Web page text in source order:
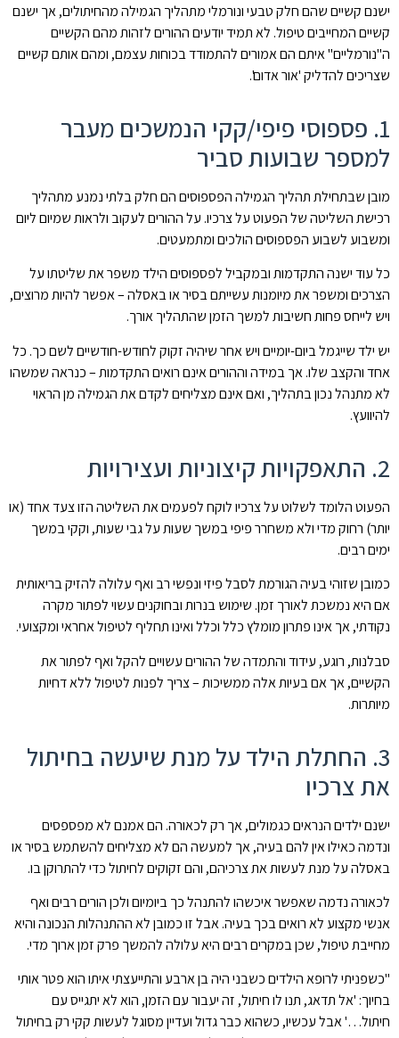
ישנם קשיים שהם חלק טבעי ונורמלי מתהליך הגמילה מהחיתולים, אך ישנם
קשיים המחייבים טיפול. לא תמיד יודעים ההורים לזהות מהם הקשיים
ה"נורמליים" איתם הם אמורים להתמודד בכוחות עצמם, ומהם אותם קשיים
שצריכים להדליק 'אור אדום'.
1. פספוסי פיפי/קקי הנמשכים מעבר
למספר שבועות סביר
מובן שבתחילת תהליך הגמילה הפספוסים הם חלק בלתי נמנע מתהליך
רכישת השליטה של הפעוט על צרכיו. על ההורים לעקוב ולראות שמיום ליום
ומשבוע לשבוע הפספוסים הולכים ומתמעטים.
כל עוד ישנה התקדמות ובמקביל לפספוסים הילד משפר את שליטתו על
הצרכים ומשפר את מיומנות עשייתם בסיר או באסלה – אפשר להיות מרוצים,
ויש לייחס פחות חשיבות למשך הזמן שהתהליך אורך.
יש ילד שייגמל ביום-יומיים ויש אחר שיהיה זקוק לחודש-חודשיים לשם כך. כל
אחד והקצב שלו. אך במידה וההורים אינם רואים התקדמות – כנראה שמשהו
לא מתנהל נכון בתהליך, ואם אינם מצליחים לקדם את הגמילה מן הראוי
להיוועץ.
2. התאפקויות קיצוניות ועצירויות
הפעוט הלומד לשלוט על צרכיו לוקח לפעמים את השליטה הזו צעד אחד (או
יותר) רחוק מדי ולא משחרר פיפי במשך שעות על גבי שעות, וקקי במשך
ימים רבים.
כמובן שזוהי בעיה הגורמת לסבל פיזי ונפשי רב ואף עלולה להזיק בריאותית
אם היא נמשכת לאורך זמן. שימוש בנרות ובחוקנים עשוי לפתור מקרה
נקודתי, אך אינו פתרון מומלץ כלל וכלל ואינו תחליף לטיפול אחראי ומקצועי.
סבלנות, רוגע, עידוד והתמדה של ההורים עשויים להקל ואף לפתור את
הקשיים, אך אם בעיות אלה ממשיכות – צריך לפנות לטיפול ללא דחיות
מיותרות.
3. החתלת הילד על מנת שיעשה בחיתול
את צרכיו
ישנם ילדים הנראים כגמולים, אך רק לכאורה. הם אמנם לא מפספסים
ונדמה כאילו אין להם בעיה, אך למעשה הם לא מצליחים להשתמש בסיר או
באסלה על מנת לעשות את צרכיהם, והם זקוקים לחיתול כדי להתרוקן בו.
לכאורה נדמה שאפשר איכשהו להתנהל כך ביומיום ולכן הורים רבים ואף
אנשי מקצוע לא רואים בכך בעיה. אבל זו כמובן לא ההתנהלות הנכונה והיא
מחייבת טיפול, שכן במקרים רבים היא עלולה להמשך פרק זמן ארוך מדי.
"כשפניתי לרופא הילדים כשבני היה בן ארבע והתייעצתי איתו הוא פטר אותי
בחיוך: 'אל תדאג, תנו לו חיתול, זה יעבור עם הזמן, הוא לא יתגייס עם
חיתול…' אבל עכשיו, כשהוא כבר גדול ועדיין מסוגל לעשות קקי רק בחיתול